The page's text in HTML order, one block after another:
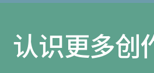
认识更多创